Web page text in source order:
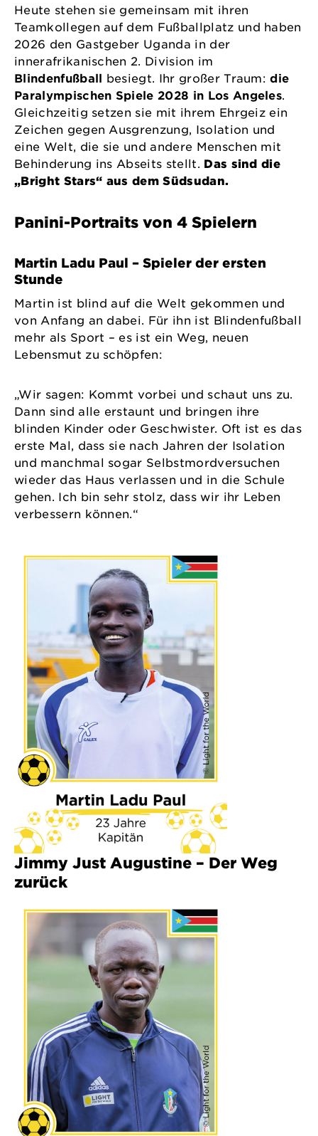
Heute stehen sie gemeinsam mit ihren
Teamkollegen auf dem Fußballplatz und haben
2026 den Gastgeber Uganda in der
innerafrikanischen 2. Division im
Blindenfußball besiegt. Ihr großer Traum:die
Paralympischen Spiele 2028 in Los Angeles.
Gleichzeitig setzen sie mit ihrem Ehrgeiz ein
Zeichen gegen Ausgrenzung, Isolation und
eine Welt, die sie und andere Menschen mit
Behinderung ins Abseits stellt. Das sind die
„Bright Stars“ aus dem Südsudan.
Panini-Portraits von 4 Spielern
Martin Ladu Paul – Spieler der ersten
Stunde
Martin ist blind auf die Welt gekommen und
von Anfang an dabei. Für ihn ist Blindenfußball
mehr als Sport – es ist ein Weg, neuen
Lebensmut zu schöpfen:
„Wir sagen: Kommt vorbei und schaut uns zu.
Dann sind alle erstaunt und bringen ihre
blinden Kinder oder Geschwister. Oft ist es das
erste Mal, dass sie nach Jahren der Isolation
und manchmal sogar Selbstmordversuchen
wieder das Haus verlassen und in die Schule
gehen. Ich bin sehr stolz, dass wir ihr Leben
verbessern können.“
Jimmy Just Augustine – Der Weg
zurück